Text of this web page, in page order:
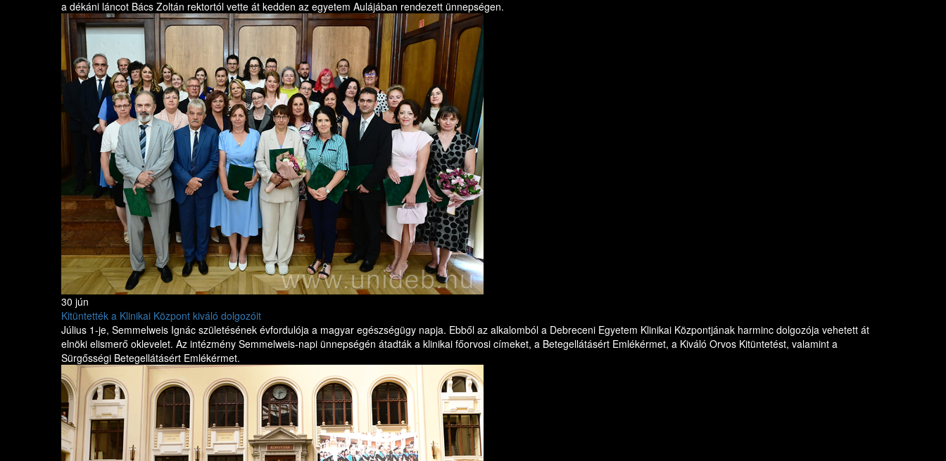
a dékáni láncot Bács Zoltán rektortól vette át kedden az egyetem Aulájában rendezett ünnepségen.
30 jún
Kitüntették a Klinikai Központ kiváló dolgozóit
Július 1-je, Semmelweis Ignác születésének évfordulója a magyar egészségügy napja. Ebből az alkalomból a Debreceni Egyetem Klinikai Központjának harminc dolgozója vehetett át
elnöki elismerő oklevelet. Az intézmény Semmelweis-napi ünnepségén átadták a klinikai főorvosi címeket, a Betegellátásért Emlékérmet, a Kiváló Orvos Kitüntetést, valamint a
Sürgősségi Betegellátásért Emlékérmet.